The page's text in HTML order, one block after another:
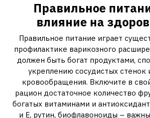
Правильное
влияние на
Правильное питание играет
профилактике варикозного
должен быть богат продуктами,
укреплению сосудистых стенок
кровообращения. Включите в
рацион достаточное количество
богатых витаминами и
и Е, рутин, биофлавоноиды –